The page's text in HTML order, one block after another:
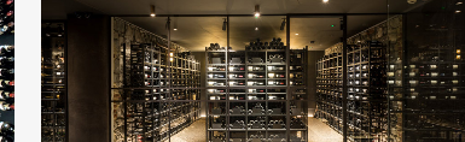
DETAILS ZIEN